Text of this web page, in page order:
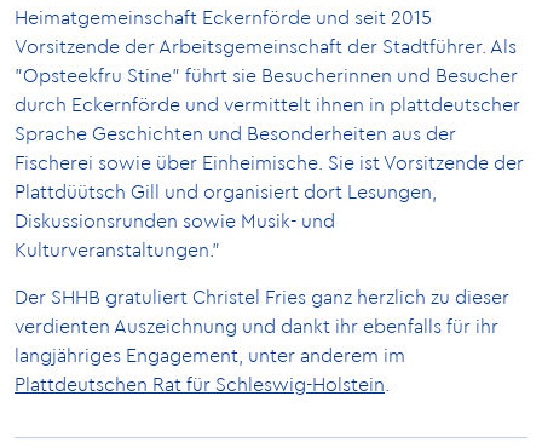
Heimatgemeinschaft Eckernförde und seit 2015
Vorsitzende der Arbeitsgemeinschaft der Stadtführer. Als
"Opsteekfru Stine" führt sie Besucherinnen und Besucher
durch Eckernförde und vermittelt ihnen in plattdeutscher
Sprache Geschichten und Besonderheiten aus der
Fischerei sowie über Einheimische. Sie ist Vorsitzende der
Plattdüütsch Gill und organisiert dort Lesungen,
Diskussionsrunden sowie Musik- und
Kulturveranstaltungen."
Der SHHB gratuliert Christel Fries ganz herzlich zu dieser
verdienten Auszeichnung und dankt ihr ebenfalls für ihr
langjähriges Engagement, unter anderem im
Plattdeutschen Rat für Schleswig-Holstein